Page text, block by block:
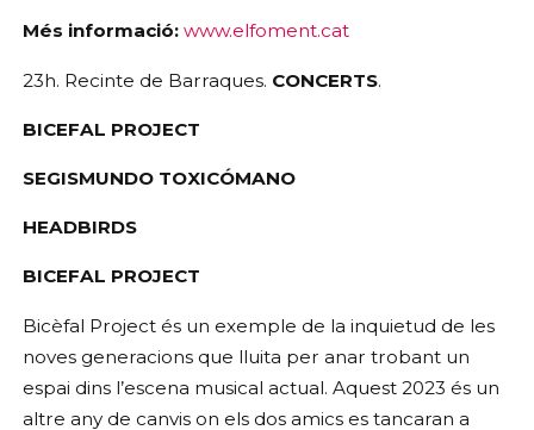
Més informació: www.elfoment.cat
23h. Recinte de Barraques. CONCERTS.
BICEFAL PROJECT
SEGISMUNDO TOXICÓMANO
HEADBIRDS
BICEFAL PROJECT
Bicèfal Project és un exemple de la inquietud de les
noves generacions que lluita per anar trobant un
espai dins l’escena musical actual. Aquest 2023 és un
altre any de canvis on els dos amics es tancaran a